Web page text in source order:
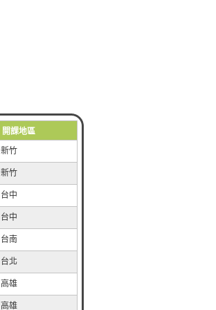
開課地區
新竹
新竹
台中
台中
台南
台北
高雄
高雄